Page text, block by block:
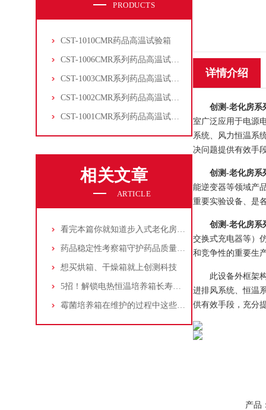
PRODUCTS
CST-1010CMR药品高温试验箱
CST-1006CMR系列药品高温试验箱
CST-1003CMR系列药品高温试验箱
CST-1002CMR系列药品高温试验箱
CST-1001CMR系列药品高温试验箱
相关文章
ARTICLE
看完本篇你就知道步入式老化房的分类有哪些了
药品稳定性考察箱守护药品质量的科技卫士
想买烘箱、干燥箱就上创测科技
5招！解锁电热恒温培养箱长寿秘诀
霉菌培养箱在维护的过程中这些注意事项要了解
详情介绍
创测-老化房系
室广泛应用于电源
系统、风力恒温系
决问题提供有效手
创测-老化房系
能逆变器等领域产
重要实验设备、是
创测-老化房系
交换式充电器等）
和竞争性的重要生
此设备外框架
进排风系统、恒温
供有效手段，充分
产品